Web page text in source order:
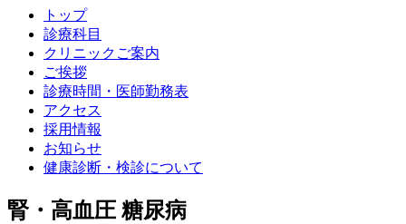
トップ
診療科目
クリニックご案内
ご挨拶
診療時間・医師勤務表
アクセス
採用情報
お知らせ
健康診断・検診について
腎・高血圧 糖尿病